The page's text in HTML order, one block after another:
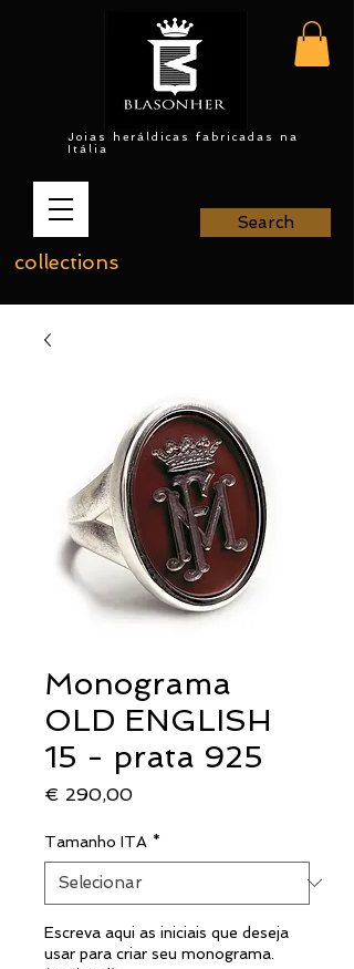
Joias heráldicas fabricadas na
Itália
collections
Search
Monograma
OLD ENGLISH
15 - prata 925
€ 290,00Preço
Tamanho ITA *
Escreva aqui as iniciais que deseja
usar para criar seu monograma.